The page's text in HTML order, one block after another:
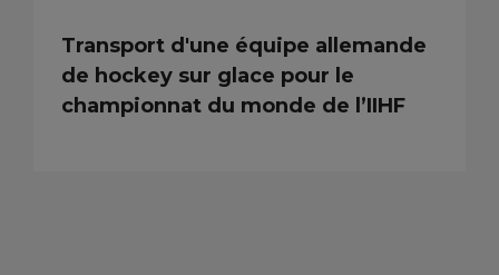
Transport d'une équipe allemande
de hockey sur glace pour le
championnat du monde de l’IIHF